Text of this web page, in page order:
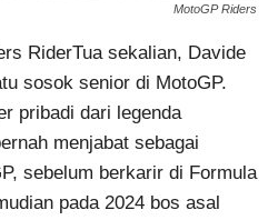
MotoGP Riders
RiderTua sekalian, Davide
sosok senior di MotoGP.
pribadi dari legenda
menjabat sebagai
sebelum berkarir di Formula
pada 2024 bos asal